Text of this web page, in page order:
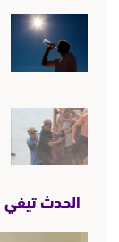
الحدث تيفي